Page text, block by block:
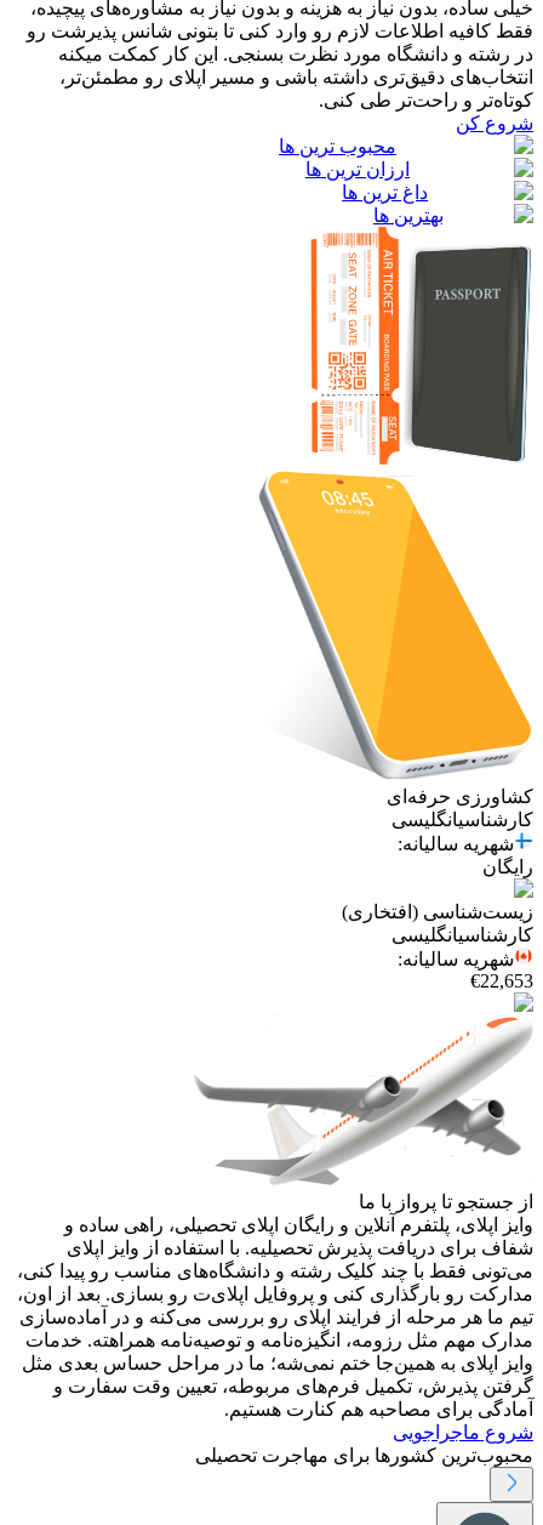
خیلی ساده، بدون نیاز به هزینه و بدون نیاز به مشاوره‌های پیچیده،
فقط کافیه اطلاعات لازم رو وارد کنی تا بتونی شانس پذیرشت رو
در رشته و دانشگاه مورد نظرت بسنجی. این کار کمکت میکنه
انتخاب‌های دقیق‌تری داشته باشی و مسیر اپلای رو مطمئن‌تر،
کوتاه‌تر و راحت‌تر طی کنی.
شروع کن
محبوب ترین ها
ارزان ترین ها
داغ ترین ها
بهترین ها
کشاورزی حرفه‌ای
کارشناسیانگلیسی
شهریه سالیانه:
رایگان
زیست‌شناسی (افتخاری)
کارشناسیانگلیسی
شهریه سالیانه:
€22,653
از جستجو تا پرواز با ما
وایز اپلای، پلتفرم آنلاین و رایگان اپلای تحصیلی، راهی ساده و
شفاف برای دریافت پذیرش تحصیلیه. با استفاده از وایز اپلای
می‌تونی فقط با چند کلیک رشته و دانشگاه‌های مناسب رو پیدا کنی،
مدارکت رو بارگذاری کنی و پروفایل اپلای‌ت رو بسازی. بعد از اون،
تیم ما هر مرحله از فرایند اپلای رو بررسی می‌کنه و در آماده‌سازی
مدارک مهم مثل رزومه، انگیزه‌نامه و توصیه‌نامه همراهته. خدمات
وایز اپلای به همین‌جا ختم نمی‌شه؛ ما در مراحل حساس بعدی مثل
گرفتن پذیرش، تکمیل فرم‌های مربوطه، تعیین وقت سفارت و
آمادگی برای مصاحبه هم کنارت هستیم.
شروع ماجراجویی
محبوب‌ترین کشورها برای مهاجرت تحصیلی